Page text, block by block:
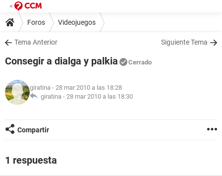
Foros Videojuegos
Tema Anterior Siguiente Tema
Consegir a dialga y palkia Cerrado
giratina - 28 mar 2010 a las 18:28
giratina - 28 mar 2010 a las 18:30
Compartir
1 respuesta